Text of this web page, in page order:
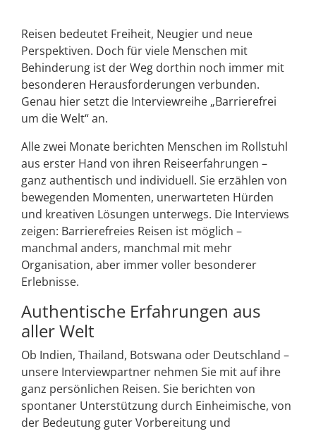
Reisen bedeutet Freiheit, Neugier und neue
Perspektiven. Doch für viele Menschen mit
Behinderung ist der Weg dorthin noch immer mit
besonderen Herausforderungen verbunden.
Genau hier setzt die Interviewreihe „Barrierefrei
um die Welt“ an.
Alle zwei Monate berichten Menschen im Rollstuhl
aus erster Hand von ihren Reiseerfahrungen –
ganz authentisch und individuell. Sie erzählen von
bewegenden Momenten, unerwarteten Hürden
und kreativen Lösungen unterwegs. Die Interviews
zeigen: Barrierefreies Reisen ist möglich –
manchmal anders, manchmal mit mehr
Organisation, aber immer voller besonderer
Erlebnisse.
Authentische Erfahrungen aus
aller Welt
Ob Indien, Thailand, Botswana oder Deutschland –
unsere Interviewpartner nehmen Sie mit auf ihre
ganz persönlichen Reisen. Sie berichten von
spontaner Unterstützung durch Einheimische, von
der Bedeutung guter Vorbereitung und